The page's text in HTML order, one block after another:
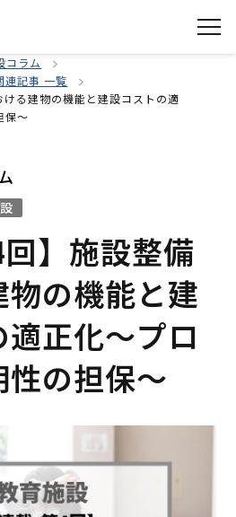
コラム
連記事 一覧
ける建物の機能と建設コストの適
保～
回】施設整備
の機能と建
正化～プロ
の担保～